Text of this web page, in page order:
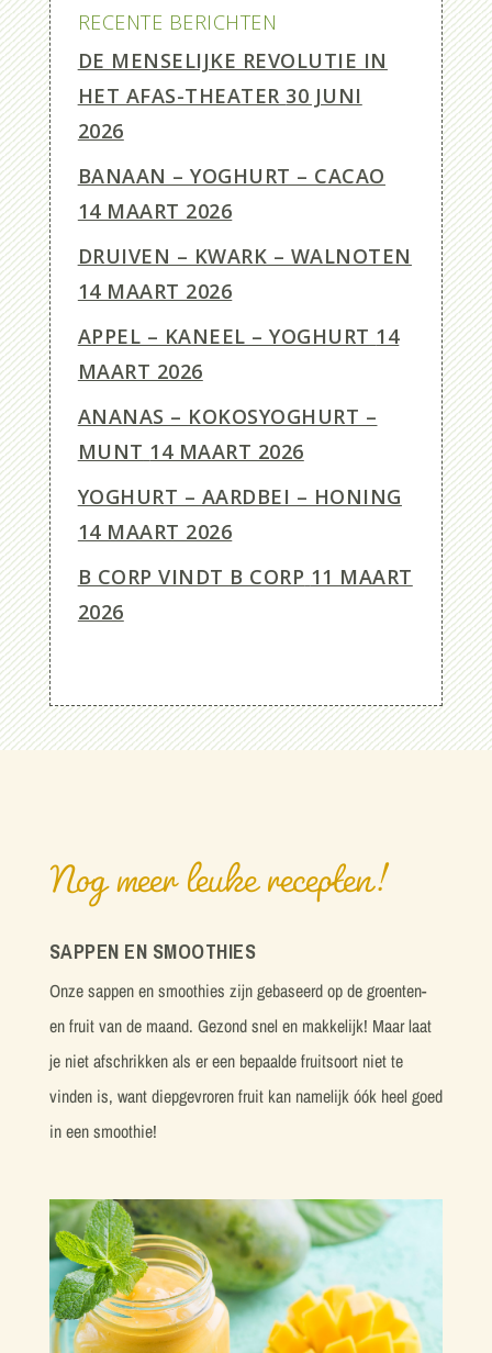
RECENTE BERICHTEN
DE MENSELIJKE REVOLUTIE IN
HET AFAS-THEATER 30 JUNI
2026
BANAAN – YOGHURT – CACAO
14 MAART 2026
DRUIVEN – KWARK – WALNOTEN
14 MAART 2026
APPEL – KANEEL – YOGHURT 14
MAART 2026
ANANAS – KOKOSYOGHURT –
MUNT 14 MAART 2026
YOGHURT – AARDBEI – HONING
14 MAART 2026
B CORP VINDT B CORP 11 MAART
2026
Nog meer leuke recepten!
SAPPEN EN SMOOTHIES
Onze sappen en smoothies zijn gebaseerd op de groenten-
en fruit van de maand. Gezond snel en makkelijk! Maar laat
je niet afschrikken als er een bepaalde fruitsoort niet te
vinden is, want diepgevroren fruit kan namelijk óók heel goed
in een smoothie!